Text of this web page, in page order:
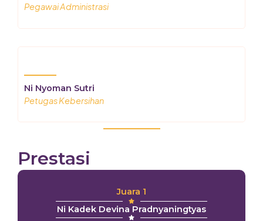
Pegawai Administrasi
Ni Nyoman Sutri
Petugas Kebersihan
Prestasi
Juara 1
Ni Kadek Devina Pradnyaningtyas